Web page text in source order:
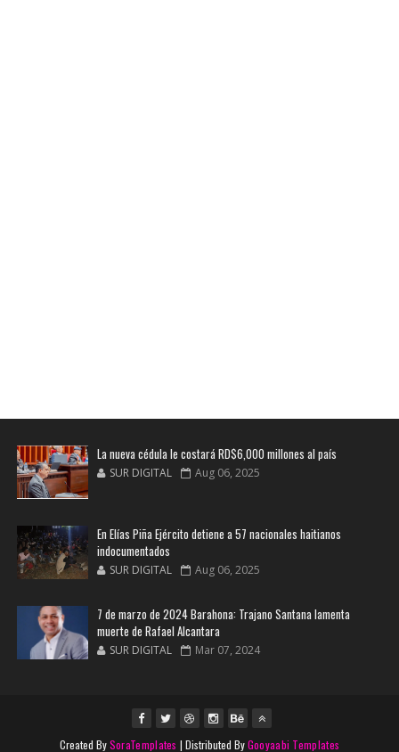
La nueva cédula le costará RD$6,000 millones al país
SUR DIGITAL Aug 06, 2025
En Elías Piña Ejército detiene a 57 nacionales haitianos
indocumentados
SUR DIGITAL Aug 06, 2025
7 de marzo de 2024 Barahona: Trajano Santana lamenta
muerte de Rafael Alcantara
SUR DIGITAL Mar 07, 2024
Created BySoraTemplates | Distributed ByGooyaabi Templates